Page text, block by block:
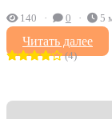
140 0 5
Читать далее
(4)